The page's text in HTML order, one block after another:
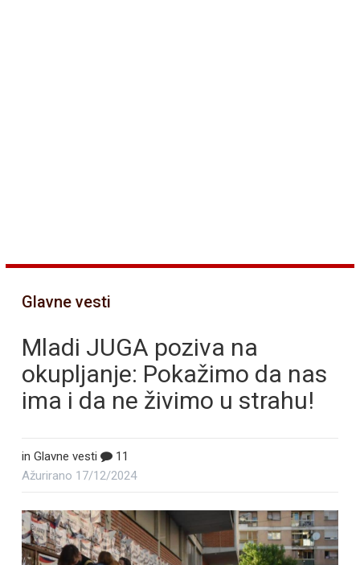
Glavne vesti
Mladi JUGA poziva na
okupljanje: Pokažimo da nas
ima i da ne živimo u strahu!
in Glavne vesti
11
Ažurirano 17/12/2024